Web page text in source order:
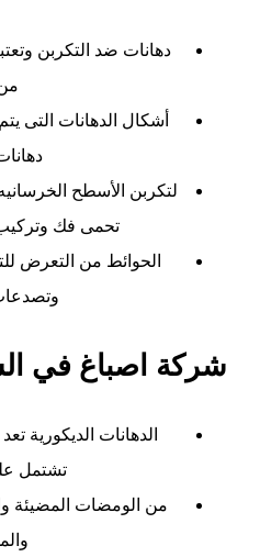
دهانات ضد التكربن
أشكال الدهانات التى يتم
لتكربن الأسطح
تحمى فك
الحوائط من التعرض
شركة اصباغ في
الدهانات الديكورية
تشتمل
من الومضات المضيئة